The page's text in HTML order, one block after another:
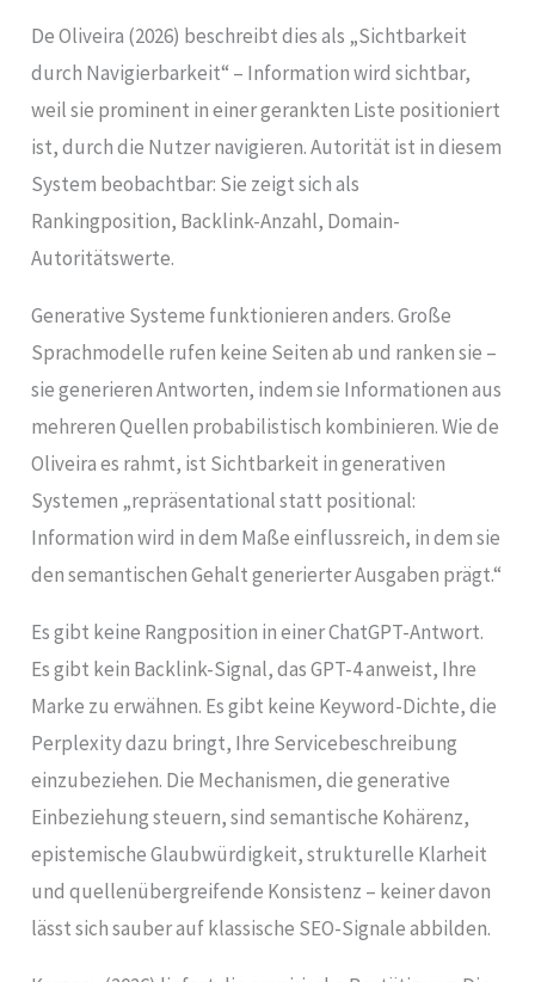
De Oliveira (2026) beschreibt dies als „Sichtbarkeit
durch Navigierbarkeit“ – Information wird sichtbar,
weil sie prominent in einer gerankten Liste positioniert
ist, durch die Nutzer navigieren. Autorität ist in diesem
System beobachtbar: Sie zeigt sich als
Rankingposition, Backlink-Anzahl, Domain-
Autoritätswerte.
Generative Systeme funktionieren anders. Große
Sprachmodelle rufen keine Seiten ab und ranken sie –
sie generieren Antworten, indem sie Informationen aus
mehreren Quellen probabilistisch kombinieren. Wie de
Oliveira es rahmt, ist Sichtbarkeit in generativen
Systemen „repräsentational statt positional:
Information wird in dem Maße einflussreich, in dem sie
den semantischen Gehalt generierter Ausgaben prägt.“
Es gibt keine Rangposition in einer ChatGPT-Antwort.
Es gibt kein Backlink-Signal, das GPT-4 anweist, Ihre
Marke zu erwähnen. Es gibt keine Keyword-Dichte, die
Perplexity dazu bringt, Ihre Servicebeschreibung
einzubeziehen. Die Mechanismen, die generative
Einbeziehung steuern, sind semantische Kohärenz,
epistemische Glaubwürdigkeit, strukturelle Klarheit
und quellenübergreifende Konsistenz – keiner davon
lässt sich sauber auf klassische SEO-Signale abbilden.